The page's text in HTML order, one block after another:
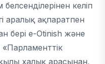
келіп
аралық ақпаратпен
бері e-Otinish және
халық арасынан,